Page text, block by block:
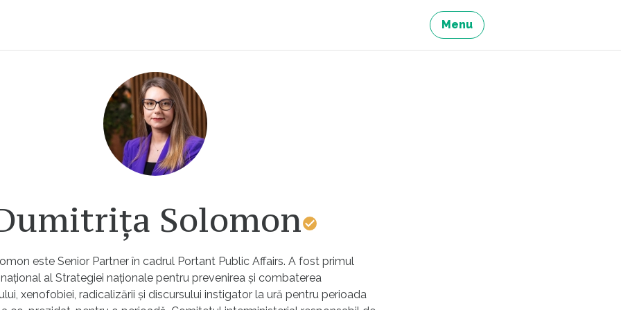
Menu
Solomon
este Senior Partner în cadrul Portant Public Affairs. A fost primul
al Strategiei naționale pentru prevenirea și combaterea
xenofobiei, radicalizării și discursului instigator la ură pentru perioada